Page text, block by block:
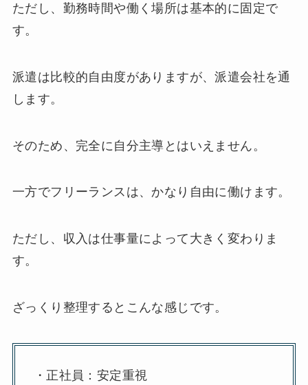
ただし、勤務時間や働く場所は基本的に固定で
す。
派遣は比較的自由度がありますが、派遣会社を通
します。
そのため、完全に自分主導とはいえません。
一方でフリーランスは、かなり自由に働けます。
ただし、収入は仕事量によって大きく変わりま
す。
ざっくり整理するとこんな感じです。
・正社員：安定重視